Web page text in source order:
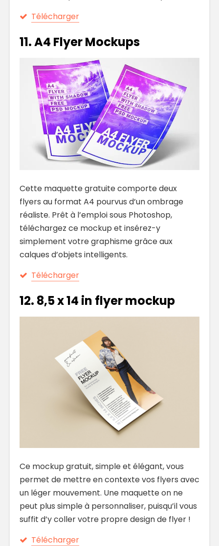
Télécharger
11. A4 Flyer Mockups
Cette maquette gratuite comporte deux
flyers au format A4 pourvus d’un ombrage
réaliste. Prêt à l’emploi sous Photoshop,
téléchargez ce mockup et insérez-y
simplement votre graphisme grâce aux
calques d’objets intelligents.
Télécharger
12. 8,5 x 14 in flyer mockup
Ce mockup gratuit, simple et élégant, vous
permet de mettre en contexte vos flyers avec
un léger mouvement. Une maquette on ne
peut plus simple à personnaliser, puisqu’il vous
suffit d’y coller votre propre design de flyer !
Télécharger